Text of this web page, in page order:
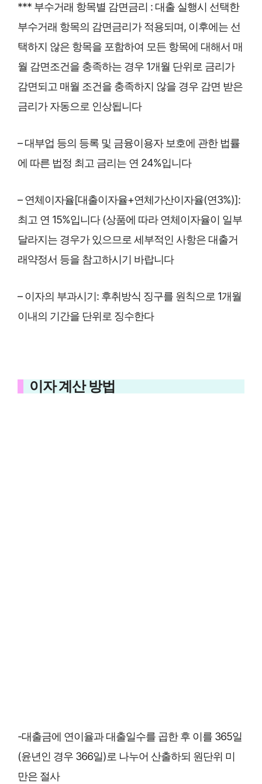
*** 부수거래 항목별 감면금리 : 대출 실행시 선택한
부수거래 항목의 감면금리가 적용되며, 이후에는 선
택하지 않은 항목을 포함하여 모든 항목에 대해서 매
월 감면조건을 충족하는 경우 1개월 단위로 금리가
감면되고 매월 조건을 충족하지 않을 경우 감면 받은
금리가 자동으로 인상됩니다
– 대부업 등의 등록 및 금융이용자 보호에 관한 법률
에 따른 법정 최고 금리는 연 24%입니다
– 연체이자율[대출이자율+연체가산이자율(연3%)]:
최고 연 15%입니다 (상품에 따라 연체이자율이 일부
달라지는 경우가 있으므로 세부적인 사항은 대출거
래약정서 등을 참고하시기 바랍니다
– 이자의 부과시기: 후취방식 징구를 원칙으로 1개월
이내의 기간을 단위로 징수한다
이자 계산 방법
-대출금에 연이율과 대출일수를 곱한 후 이를 365일
(윤년인 경우 366일)로 나누어 산출하되 원단위 미
만은 절사